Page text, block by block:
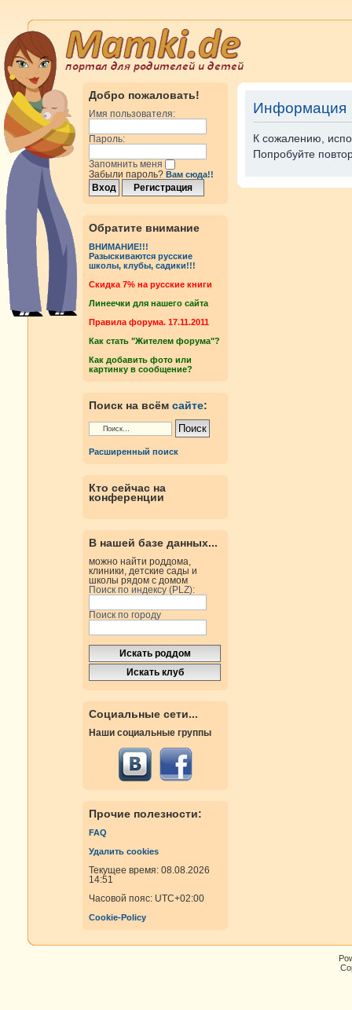
Добро пожаловать!
Имя пользователя:
Пароль:
Запомнить меня
Забыли пароль? Вам сюда!!
Обратите внимание
ВНИМАНИЕ!!!
Разыскиваются русские
школы, клубы, садики!!!
Cкидка 7% на русские книги
Линеечки для нашего сайта
Правила форума. 17.11.2011
Как стать "Жителем форума"?
Как добавить фото или
картинку в сообщение?
Поиск на всём сайте:
Расширенный поиск
Кто сейчас на
конференции
В нашей базе данных...
можно найти роддома,
клиники, детские сады и
школы рядом с домом
Поиск по индексу (PLZ):
Поиск по городу
Социальные сети...
Наши социальные группы
Прочие полезности:
FAQ
Удалить cookies
Текущее время: 08.08.2026
14:51
Часовой пояс: UTC+02:00
Cookie-Policy
Информация
К сожалению,
Попробуйте